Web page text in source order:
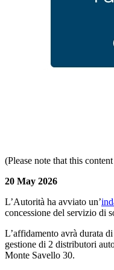
(Please note that this
20 May 2026
L’Autorità ha avviato un’
concessione del servizio di
L’affidamento avrà durata
gestione di 2 distributori
Monte Savello 30.